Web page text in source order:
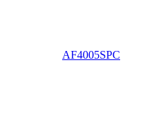
AF4005SPC